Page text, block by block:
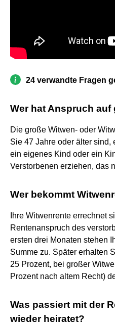
24 verwandte Fragen
Wer hat Anspruch auf
Die große Witwen- oder
Sie 47 Jahre oder älter
ein eigenes Kind oder ein
Verstorbenen erziehen, das
Wer bekommt
Ihre Witwenrente errechnet
Rentenanspruch des
ersten drei Monaten stehen
Summe zu. Später erhalten
25 Prozent, bei großer
Prozent nach altem Recht)
Was passiert mit der
wieder heiratet?